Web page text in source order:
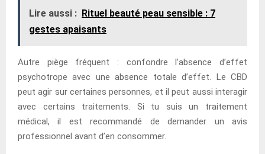
Lire aussi : Rituel beauté peau sensible : 7
gestes apaisants
Autre piège fréquent : confondre l’absence d’effet
psychotrope avec une absence totale d’effet. Le CBD
peut agir sur certaines personnes, et il peut aussi interagir
avec certains traitements. Si tu suis un traitement
médical, il est recommandé de demander un avis
professionnel avant d’en consommer.